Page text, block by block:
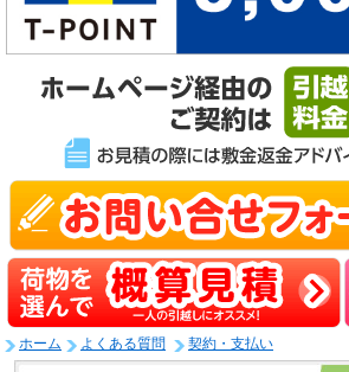
ホーム よくある質問 契約・支払い